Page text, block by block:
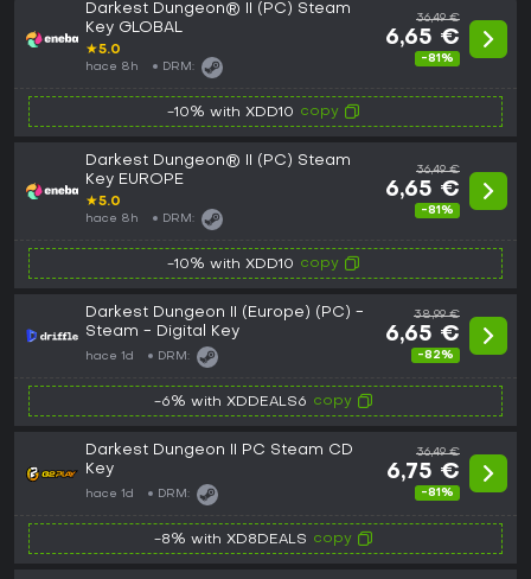
Darkest Dungeon® II (PC) Steam
Key GLOBAL
★5.0
hace 8h DRM:
36,49 €
6,65 €
-81%
-10% with XDD10 copy
Darkest Dungeon® II (PC) Steam
Key EUROPE
★5.0
hace 8h DRM:
36,49 €
6,65 €
-81%
-10% with XDD10 copy
Darkest Dungeon II (Europe) (PC) -
Steam - Digital Key
hace 1d DRM:
38,99 €
6,65 €
-82%
-6% with XDDEALS6 copy
Darkest Dungeon II PC Steam CD
Key
hace 1d DRM:
36,49 €
6,75 €
-81%
-8% with XD8DEALS copy